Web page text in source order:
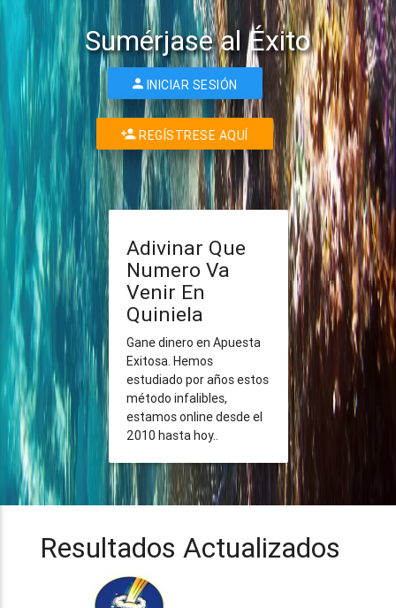
Sumérjase al Éxito
INICIAR SESIÓN
REGÍSTRESE AQUÍ
Adivinar Que
Numero Va
Venir En
Quiniela
Gane dinero en Apuesta
Exitosa. Hemos
estudiado por años estos
método infalibles,
estamos online desde el
2010 hasta hoy..
Resultados Actualizados